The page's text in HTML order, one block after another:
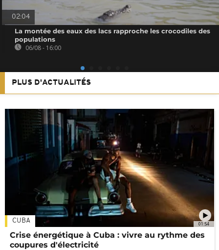
02:04
La montée des eaux des lacs rapproche les crocodiles des
populations
06/08 - 16:00
PLUS D'ACTUALITÉS
01:54
CUBA
Crise énergétique à Cuba : vivre au rythme des
coupures d'électricité